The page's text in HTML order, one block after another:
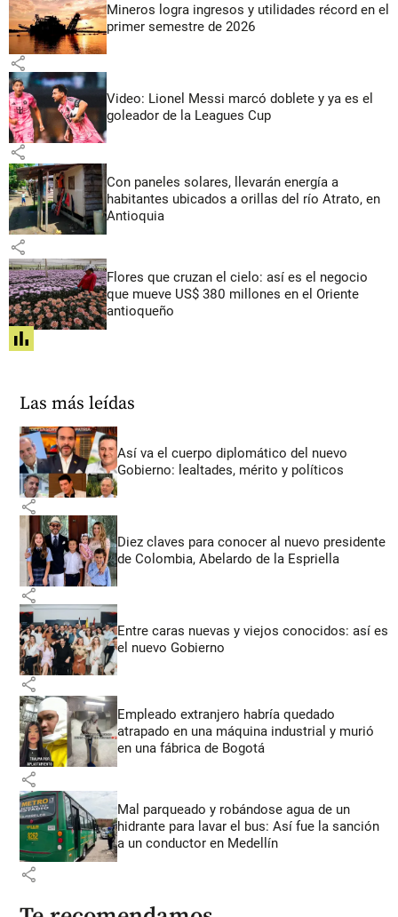
Mineros logra ingresos y utilidades récord en el
primer semestre de 2026
share
Video: Lionel Messi marcó doblete y ya es el
goleador de la Leagues Cup
share
Con paneles solares, llevarán energía a
habitantes ubicados a orillas del río Atrato, en
Antioquia
share
Flores que cruzan el cielo: así es el negocio
que mueve US$ 380 millones en el Oriente
antioqueño
share
Las más leídas
Así va el cuerpo diplomático del nuevo
Gobierno: lealtades, mérito y políticos
share
Diez claves para conocer al nuevo presidente
de Colombia, Abelardo de la Espriella
share
Entre caras nuevas y viejos conocidos: así es
el nuevo Gobierno
share
Empleado extranjero habría quedado
atrapado en una máquina industrial y murió
en una fábrica de Bogotá
share
Mal parqueado y robándose agua de un
hidrante para lavar el bus: Así fue la sanción
a un conductor en Medellín
share